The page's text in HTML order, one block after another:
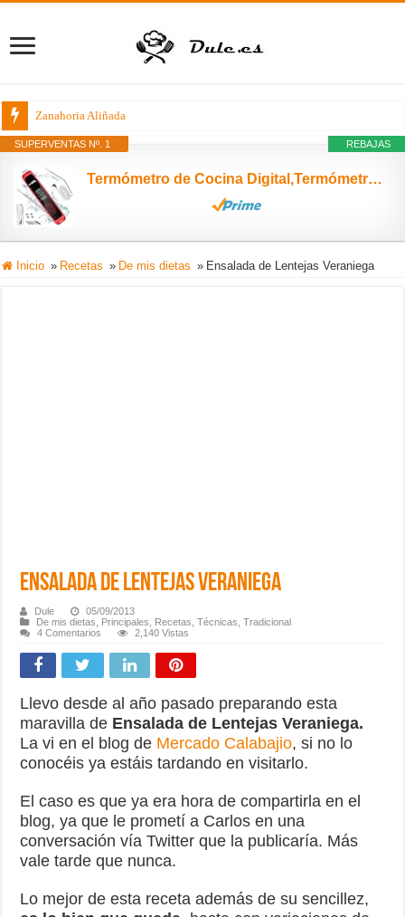
Zanahoria Aliñada
REBAJAS
SUPERVENTAS Nº. 1
Termómetro de Cocina Digital,Termómetro Cocina con LED Pantalla Táctil,6.5''Sonda Larga y Alarma,2-4s Lectura Instantánea,IPX6 Impermeable,Termómetro Horno para Agua,Carne,Barbacoa,Comida,Leche,Aceite
Inicio » Recetas » De mis dietas » Ensalada de Lentejas Veraniega
Ensalada de Lentejas Veraniega
Dule
05/09/2013
De mis dietas
Principales Recetas ,Técnicas ,Tradicional
4 Comentarios
2,140 Vistas
Llevo desde al año pasado preparando esta
maravilla de Ensalada de Lentejas Veraniega.
La vi en el blog de Mercado Calabajio, si no lo
conocéis ya estáis tardando en visitarlo.
El caso es que ya era hora de compartirla en el
blog, ya que le prometí a Carlos en una
conversación vía Twitter que la publicaría. Más
vale tarde que nunca.
Lo mejor de esta receta además de su sencillez,